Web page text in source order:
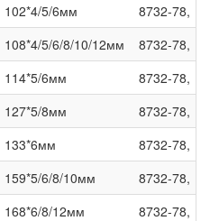
102*4/5/6мм 8732-78,
108*4/5/6/8/10/12мм 8732-78,
114*5/6мм 8732-78,
127*5/8мм 8732-78,
133*6мм 8732-78,
159*5/6/8/10мм 8732-78,
168*6/8/12мм 8732-78,